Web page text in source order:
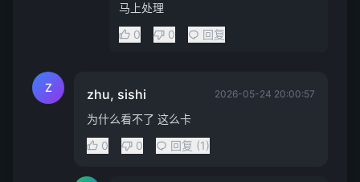
马上处理
0
0 回复
Z zhu, sishi 2026-05-24 20:00:57
为什么看不了 这么卡
0
0 回复 (1)